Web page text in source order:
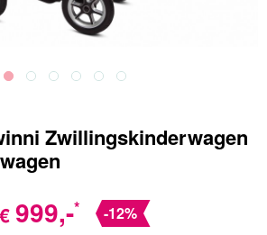
Zwillingskinderwagen
€ 999,-* -12%